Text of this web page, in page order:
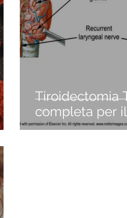
Tiroidectomia
completa per